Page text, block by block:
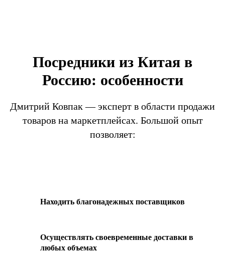
Посредники из Китая в
Россию: особенности
Дмитрий Ковпак — эксперт в области продажи
товаров на маркетплейсах. Большой опыт
позволяет:
Находить благонадежных поставщиков
Осуществлять своевременные доставки в
любых объемах